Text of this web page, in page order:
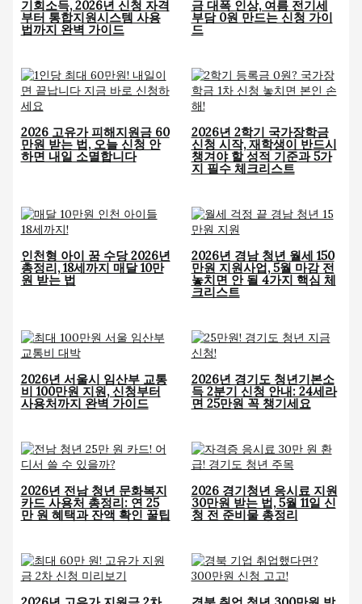
기회소득, 2026년 신청 자격
부터 통합지원시스템 사용
법까지 완벽 가이드
금 대폭 인상, 여름 전기세
부담 0원 만드는 신청 가이
드
2026 고유가 피해지원금 60
만원 받는 법, 오늘 신청 안
하면 내일 소멸합니다
2026년 2학기 국가장학금
신청 시작, 재학생이 반드시
챙겨야 할 성적 기준과 5가
지 필수 체크리스트
인천형 아이 꿈 수당 2026년
총정리, 18세까지 매달 10만
원 받는 법
2026년 경남 청년 월세 150
만원 지원사업, 5월 마감 전
놓치면 안 될 4가지 핵심 체
크리스트
2026년 서울시 임산부 교통
비 100만원 지원, 신청부터
사용처까지 완벽 가이드
2026년 경기도 청년기본소
득 2분기 신청 안내: 24세라
면 25만원 꼭 챙기세요
2026년 전남 청년 문화복지
카드 사용처 총정리: 연 25
만 원 혜택과 잔액 확인 꿀팁
2026 경기청년 응시료 지원
30만원 받는 법, 5월 11일 신
청 전 준비물 총정리